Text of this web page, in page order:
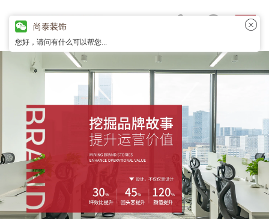
尚泰装饰
您好，请问有什么可以帮您...